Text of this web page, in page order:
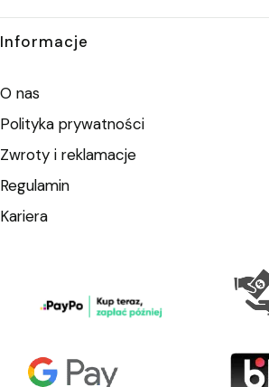
Informacje
O nas
Polityka prywatności
Zwroty i reklamacje
Regulamin
Kariera